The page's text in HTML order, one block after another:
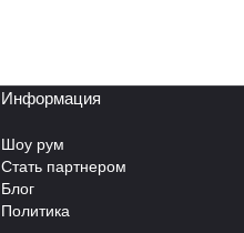
Информация
Шоу рум
Стать партнером
Блог
Политика